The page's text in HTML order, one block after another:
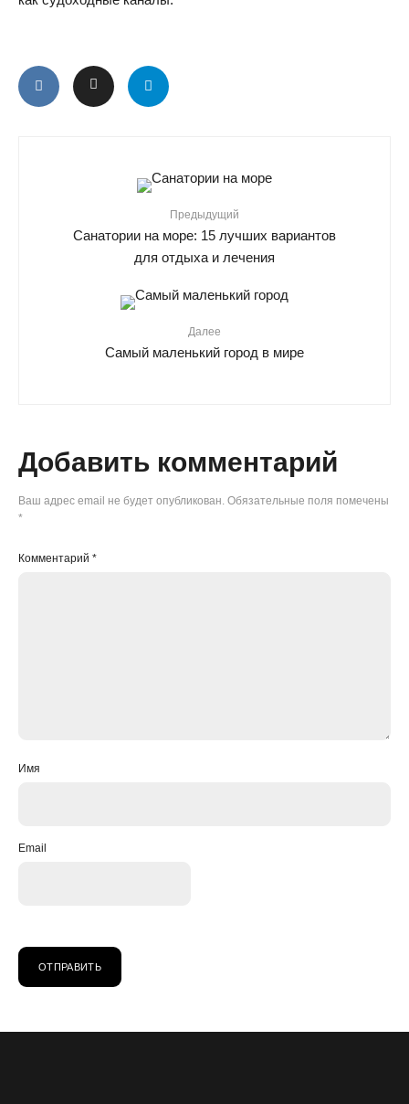
Предыдущий
Санатории на море: 15 лучших вариантов
для отдыха и лечения
Далее
Самый маленький город в мире
Добавить комментарий
Ваш адрес email не будет опубликован. Обязательные поля помечены
*
Комментарий *
Имя
Email